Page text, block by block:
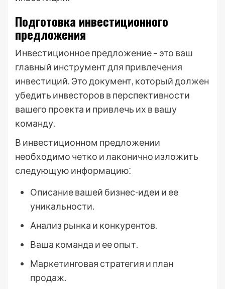
Подготовка инвестиционного
предложения
Инвестиционное предложение – это ваш
главный инструмент для привлечения
инвестиций. Это документ, который должен
убедить инвесторов в перспективности
вашего проекта и привлечь их в вашу
команду.
В инвестиционном предложении
необходимо четко и лаконично изложить
следующую информацию⁚
Описание вашей бизнес-идеи и ее
уникальности.
Анализ рынка и конкурентов.
Ваша команда и ее опыт.
Маркетинговая стратегия и план
продаж.